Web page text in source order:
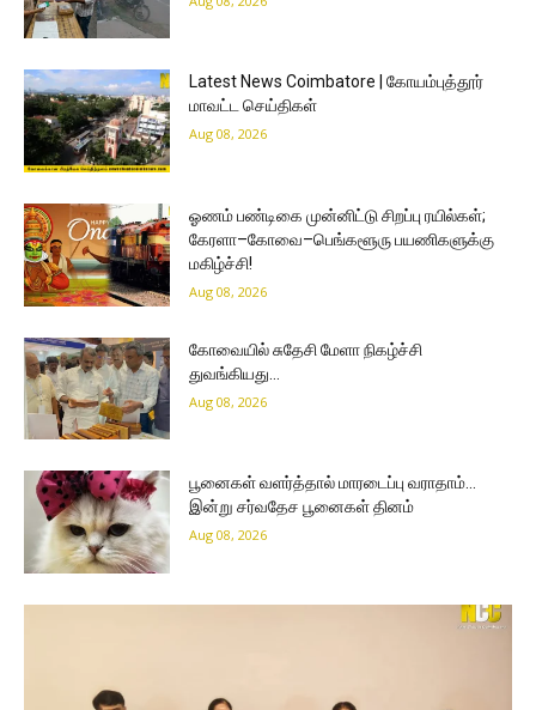
Latest News Coimbatore | கோயம்புத்தூர்
மாவட்ட செய்திகள்
Aug 08, 2026
ஓணம் பண்டிகை முன்னிட்டு சிறப்பு ரயில்கள்;
கேரளா–கோவை–பெங்களூரு பயணிகளுக்கு
மகிழ்ச்சி!
Aug 08, 2026
கோவையில் சுதேசி மேளா நிகழ்ச்சி
துவங்கியது…
Aug 08, 2026
பூனைகள் வளர்த்தால் மாரடைப்பு வராதாம்…
இன்று சர்வதேச பூனைகள் தினம்
Aug 08, 2026